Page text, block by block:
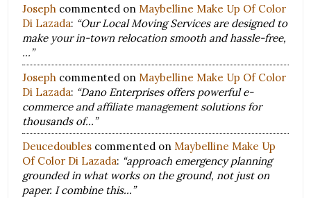
Joseph commented on Maybelline Make Up Of Color
Di Lazada: “Our Local Moving Services are designed to
make your in-town relocation smooth and hassle-free,
…”
Joseph commented on Maybelline Make Up Of Color
Di Lazada: “Dano Enterprises offers powerful e-
commerce and affiliate management solutions for
thousands of…”
Deucedoubles commented on Maybelline Make Up
Of Color Di Lazada: “approach emergency planning
grounded in what works on the ground, not just on
paper. I combine this…”